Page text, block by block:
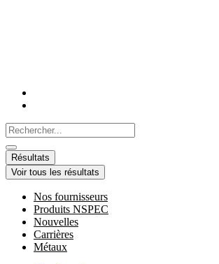
Search
...
Résultats
Voir tous les résultats
Nos fournisseurs
Produits NSPEC
Nouvelles
Carrières
Métaux